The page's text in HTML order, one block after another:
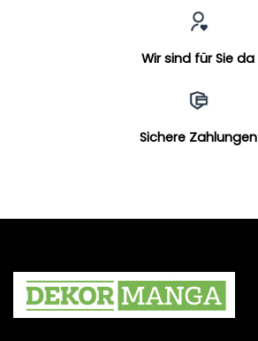
Wir sind für Sie da
Sichere Zahlungen